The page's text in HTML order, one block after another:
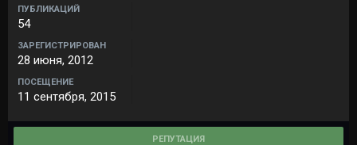
ПУБЛИКАЦИЙ
54
ЗАРЕГИСТРИРОВАН
28 июня, 2012
ПОСЕЩЕНИЕ
11 сентября, 2015
РЕПУТАЦИЯ